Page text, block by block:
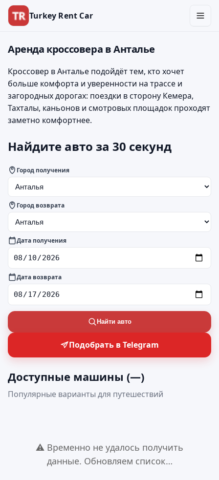
Turkey Rent Car
Аренда кроссовера в Анталье
Кроссовер в Анталье подойдёт тем, кто хочет
больше комфорта и уверенности на трассе и
загородных дорогах: поездки в сторону Кемера,
Тахталы, каньонов и смотровых площадок проходят
заметно комфортнее.
Найдите авто за 30 секунд
Город получения
Город возврата
Дата получения
Дата возврата
Найти авто
Подобрать в Telegram
Доступные машины (—)
Популярные варианты для путешествий
⚠️ Временно не удалось получить
данные. Обновляем список…